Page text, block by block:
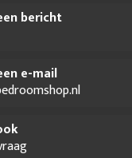
bericht
e-mail